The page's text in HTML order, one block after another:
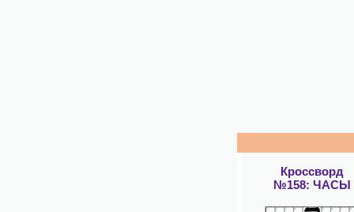
Кроссворд
№158: ЧАСЫ